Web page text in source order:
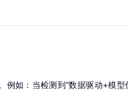
例如：当检测到“数据驱动+模